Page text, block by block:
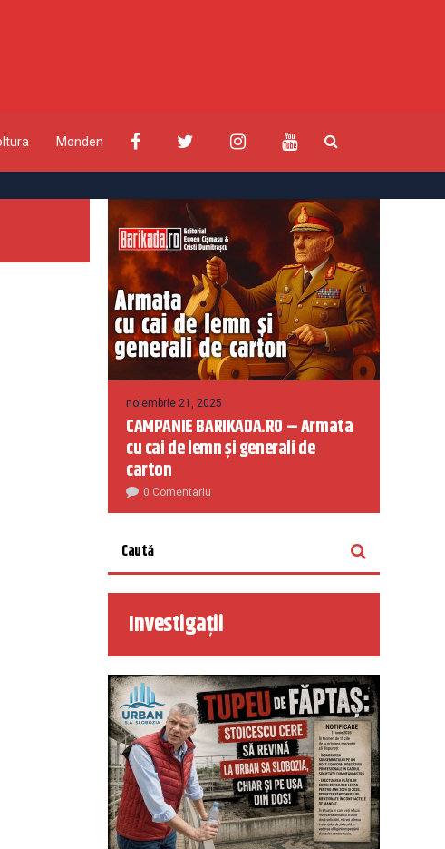
Monden
noiembrie 21, 2025
CAMPANIE BARIKADA.RO – Armata
cu cai de lemn și generali de
carton
0 Comentariu
Investigații